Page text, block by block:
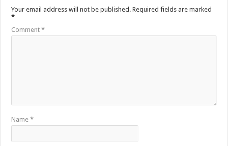
Your email address will not be published. Required fields are marked
*
Comment*
Name*